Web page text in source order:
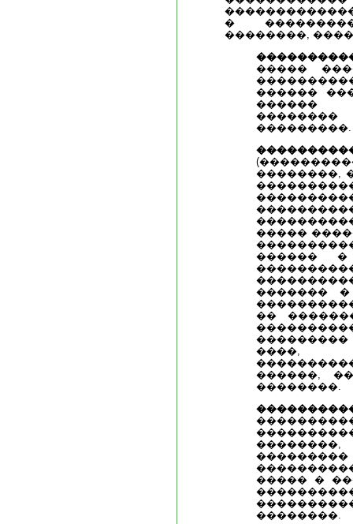
�
��������,
�����
������
������
���������.
��������,
�����
������
�������
��
���������
����,
������,
��������.
���������
����� �
��������.